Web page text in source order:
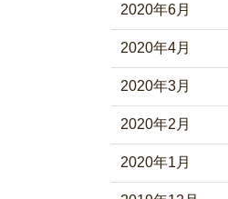
2020年6月
2020年4月
2020年3月
2020年2月
2020年1月